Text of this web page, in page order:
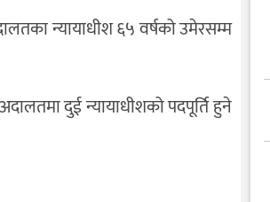
न्यायाधीश ६५ वर्षको उमेरसम्म
दुई न्यायाधीशको पदपूर्ति हुने